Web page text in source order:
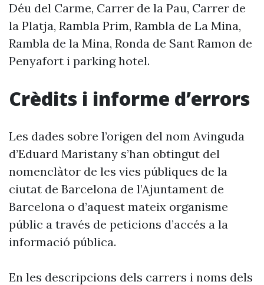
Déu del Carme, Carrer de la Pau, Carrer de
la Platja, Rambla Prim, Rambla de La Mina,
Rambla de la Mina, Ronda de Sant Ramon de
Penyafort i parking hotel.
Crèdits i informe d’errors
Les dades sobre l’origen del nom Avinguda
d’Eduard Maristany s’han obtingut del
nomenclàtor de les vies públiques de la
ciutat de Barcelona de l’Ajuntament de
Barcelona o d’aquest mateix organisme
públic a través de peticions d’accés a la
informació pública.
En les descripcions dels carrers i noms dels